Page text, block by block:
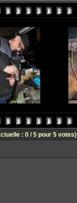
: 0 / 5 pour 5 votes)